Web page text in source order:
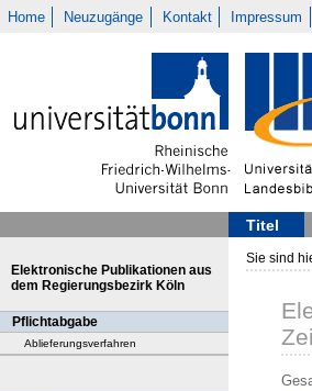
Home Neuzugänge Kontakt Impressum
Titel
Elektronische Publikationen aus
dem Regierungsbezirk Köln
Pflichtabgabe
Ablieferungsverfahren
Sie sind